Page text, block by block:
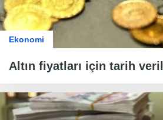
Ekonomi
Altın fiyatları için tarih